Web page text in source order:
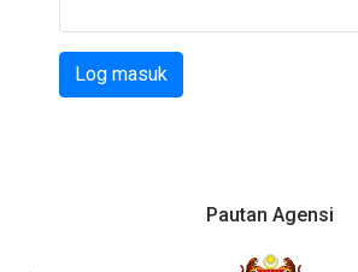
Log masuk
Pautan Agensi